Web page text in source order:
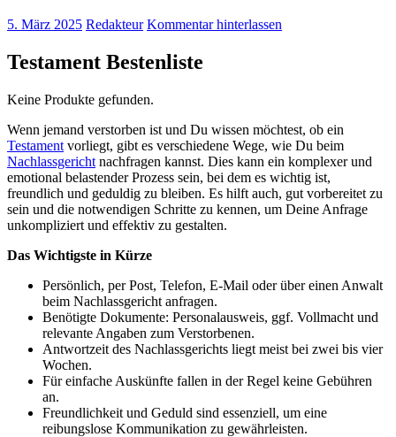
5. März 2025 Redakteur Kommentar hinterlassen
Testament Bestenliste
Keine Produkte gefunden.
Wenn jemand verstorben ist und Du wissen möchtest, ob ein
Testament vorliegt, gibt es verschiedene Wege, wie Du beim
Nachlassgericht nachfragen kannst. Dies kann ein komplexer und
emotional belastender Prozess sein, bei dem es wichtig ist,
freundlich und geduldig zu bleiben. Es hilft auch, gut vorbereitet zu
sein und die notwendigen Schritte zu kennen, um Deine Anfrage
unkompliziert und effektiv zu gestalten.
Das Wichtigste in Kürze
Persönlich, per Post, Telefon, E-Mail oder über einen Anwalt
beim Nachlassgericht anfragen.
Benötigte Dokumente: Personalausweis, ggf. Vollmacht und
relevante Angaben zum Verstorbenen.
Antwortzeit des Nachlassgerichts liegt meist bei zwei bis vier
Wochen.
Für einfache Auskünfte fallen in der Regel keine Gebühren
an.
Freundlichkeit und Geduld sind essenziell, um eine
reibungslose Kommunikation zu gewährleisten.